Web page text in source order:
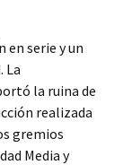
en serie y un
La
la ruina de
realizada
gremios
Media y